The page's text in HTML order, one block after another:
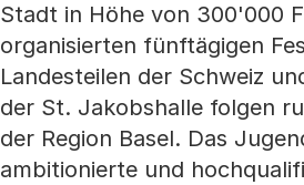
Stadt in Höhe von 300'000
organisierten fünftägigen
Landesteilen der Schweiz
der St. Jakobshalle folgen
der Region Basel. Das
ambitionierte und